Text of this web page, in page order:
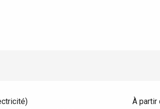
À partir